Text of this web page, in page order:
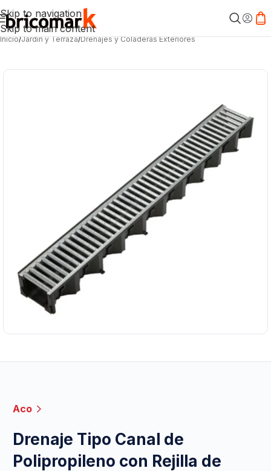
Skip to navigation
Skip to main content
Inicio/Jardín y Terraza/Drenajes y Coladeras Exteriores
Aco
Drenaje Tipo Canal de
Polipropileno con Rejilla de